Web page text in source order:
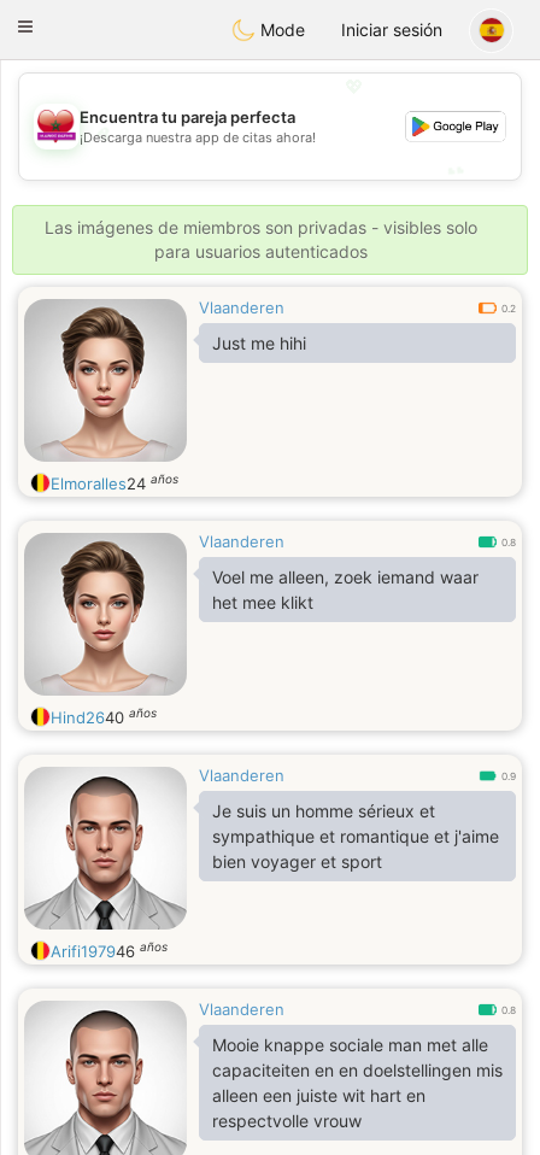
Maroc Dating
Toggle
Mode Iniciar sesión
💖
💕
Encuentra tu pareja perfecta
¡Descarga nuestra app de citas ahora!
Las imágenes de miembros son privadas - visibles solo
para usuarios autenticados
Vlaanderen 0.2
Just me hihi
Elmoralles24 años
Vlaanderen 0.8
Voel me alleen, zoek iemand waar
het mee klikt
Hind2640 años
Vlaanderen 0.9
Je suis un homme sérieux et
sympathique et romantique et j'aime
bien voyager et sport
Arifi197946 años
Vlaanderen 0.8
Mooie knappe sociale man met alle
capaciteiten en en doelstellingen mis
alleen een juiste wit hart en
respectvolle vrouw